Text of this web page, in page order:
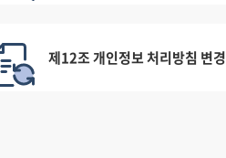
제12조 개인정보 처리방침 변경